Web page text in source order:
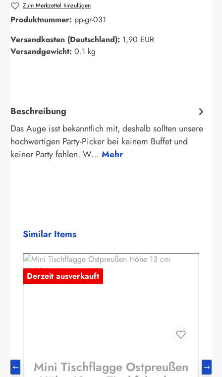
Zum Merkzettel hinzufügen
Produktnummer: pp-gr-031
Versandkosten (Deutschland): 1,90 EUR
Versandgewicht: 0.1 kg
Beschreibung
Das Auge isst bekanntlich mit, deshalb sollten unsere
hochwertigen Party-Picker bei keinem Buffet und
keiner Party fehlen. W… Mehr
Produktgalerie überspringen
Similar Items
Derzeit ausverkauft
Mini Tischflagge Ostpreußen